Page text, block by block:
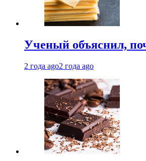
Ученый объяснил,
2 года ago2 года ago